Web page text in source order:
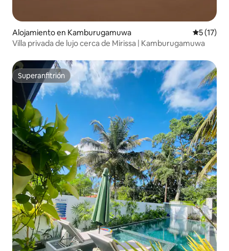
Alojamiento en Kamburugamuwa
5 (17)
Villa privada de lujo cerca de Mirissa | Kamburugamuwa
Superanfitrión
Superanfitrión